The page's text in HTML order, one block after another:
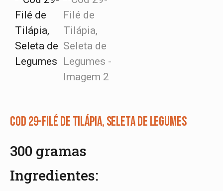
Cod 29-Filé de Tilápia, Seleta de Legumes
300 gramas
Ingredientes: